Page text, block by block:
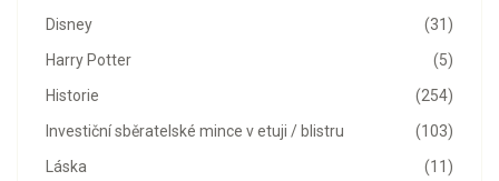
(31)
Disney
(5)
Harry Potter
(254)
Historie
(103)
Investiční sběratelské mince v etuji / blistru
(11)
Láska